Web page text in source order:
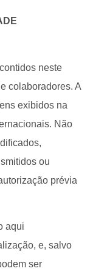
neste
colaboradores. A
exibidos na
Não
ou
prévia
aqui
e, salvo
ser